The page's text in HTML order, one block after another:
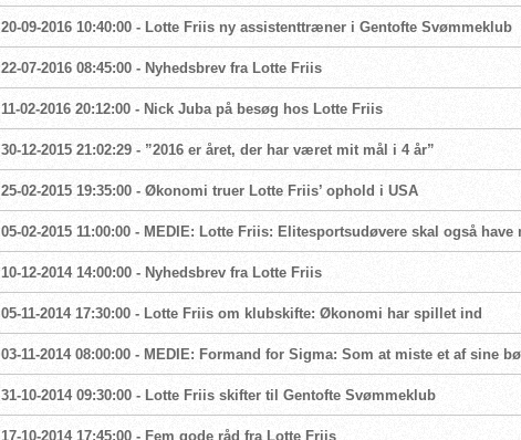
20-09-2016 10:40:00 - Lotte Friis ny assistenttræner i Gentofte Svømmeklub
22-07-2016 08:45:00 - Nyhedsbrev fra Lotte Friis
11-02-2016 20:12:00 - Nick Juba på besøg hos Lotte Friis
30-12-2015 21:02:29 - ”2016 er året, der har været mit mål i 4 år”
25-02-2015 19:35:00 - Økonomi truer Lotte Friis’ ophold i USA
05-02-2015 11:00:00 - MEDIE: Lotte Friis: Elitesportsudøvere skal også
10-12-2014 14:00:00 - Nyhedsbrev fra Lotte Friis
05-11-2014 17:30:00 - Lotte Friis om klubskifte: Økonomi har spillet ind
03-11-2014 08:00:00 - MEDIE: Formand for Sigma: Som at miste et af sine
31-10-2014 09:30:00 - Lotte Friis skifter til Gentofte Svømmeklub
17-10-2014 17:45:00 - Fem gode råd fra Lotte Friis